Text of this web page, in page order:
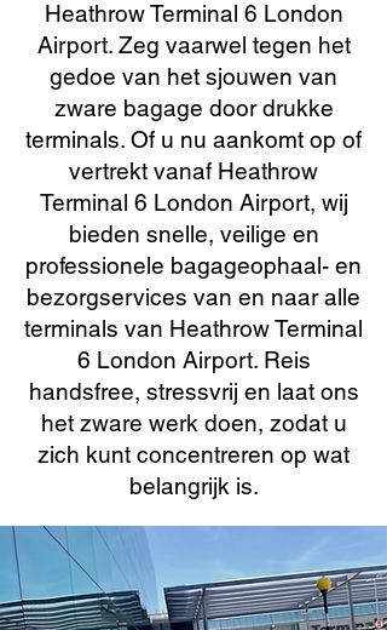
Heathrow Terminal 6 London
Airport. Zeg vaarwel tegen het
gedoe van het sjouwen van
zware bagage door drukke
terminals. Of u nu aankomt op of
vertrekt vanaf Heathrow
Terminal 6 London Airport, wij
bieden snelle, veilige en
professionele bagageophaal- en
bezorgservices van en naar alle
terminals van Heathrow Terminal
6 London Airport. Reis
handsfree, stressvrij en laat ons
het zware werk doen, zodat u
zich kunt concentreren op wat
belangrijk is.